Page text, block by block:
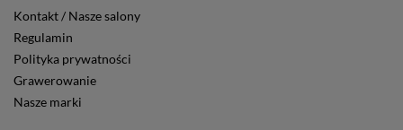
Na stronie Sklepu są wykorzystywane pliki cookies.
Stosowane są one w celach zapewnienia maksymalnej
wygody wszystkich użytkowników (w tym Kupujących)
przy korzystaniu ze Sklepu (zapamiętywanie
preferencji i ustawień na stronie, zbieranie
anonimowych danych dla celów reklamowych i
Kontakt / Nasze salony
Regulamin
Polityka prywatności
Grawerowanie
Nasze marki